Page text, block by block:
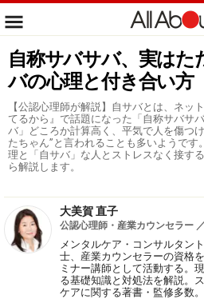
自称サバサバ、実はた
バの心理と付き合い方
【公認心理師が解説】自サバとは、ネッ
てるから』で話題になった「自称サバサ
バ」どころか計算高く、平気で人を傷つ
たちゃん”と言われることも多いようで
理と「自サバ」な人とストレスなく接す
ら解説します。
大美賀 直子
公認心理師・産業カウンセラー
メンタルケア・コンサルタン
士、産業カウンセラーの資格
ミナー講師として活動する。
る基礎知識と対処法を解説。
ケアに関する著書・監修多数。